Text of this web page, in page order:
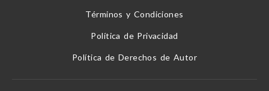
Términos y Condiciones
Política de Privacidad
Política de Derechos de Autor